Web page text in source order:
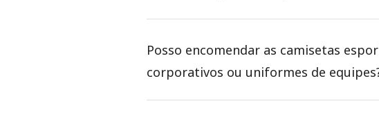
Posso encomendar as camisetas
corporativos ou uniformes de